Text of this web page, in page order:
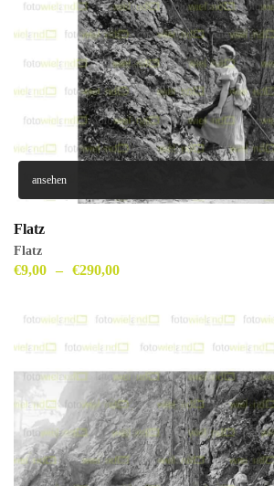
ansehen
Flatz
Flatz
€9,00 – €290,00